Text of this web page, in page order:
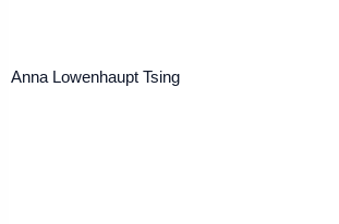
Anna Lowenhaupt Tsing